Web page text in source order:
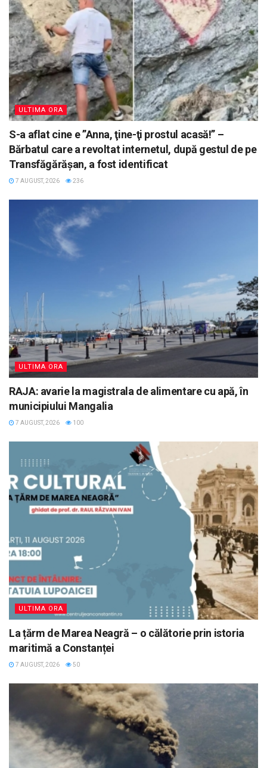
ULTIMA ORA
S-a aflat cine e ”Anna, ţine-ţi prostul acasă!” –
Bărbatul care a revoltat internetul, după gestul de pe
Transfăgărășan, a fost identificat
7 AUGUST, 2026 236
ULTIMA ORA
RAJA: avarie la magistrala de alimentare cu apă, în
municipiului Mangalia
7 AUGUST, 2026 100
ULTIMA ORA
La țărm de Marea Neagră – o călătorie prin istoria
maritimă a Constanței
7 AUGUST, 2026 50